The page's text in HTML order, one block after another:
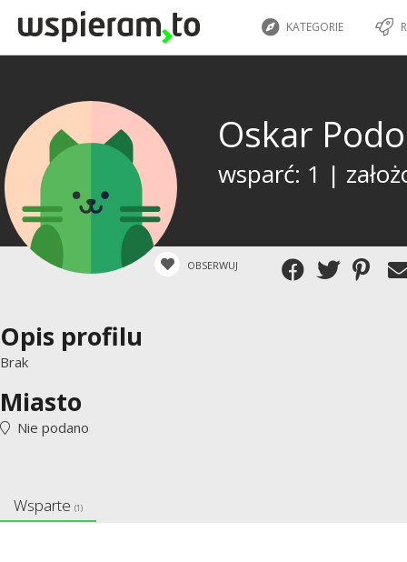
KATEGORIE
Oskar
wsparć: 1 |
OBSERWUJ
Opis profilu
Brak
Miasto
Nie podano
Wsparte (1)